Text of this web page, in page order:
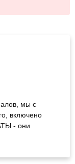
мы с
включено
- они